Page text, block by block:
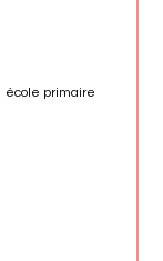
école primaire